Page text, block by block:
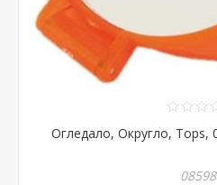
Огледало, Округло, Tops,